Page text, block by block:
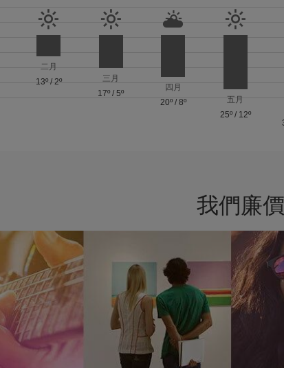
二月
13º/ 2º
三月
17º /5º
四月
20º/ 8º
五月
25º/ 12º
我們廉